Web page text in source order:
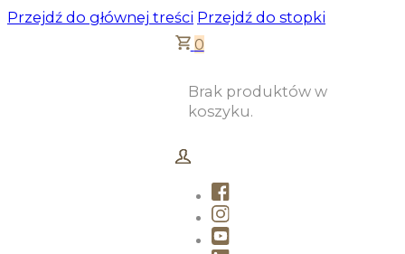
Przejdź do głównej treści Przejdź do stopki
0
Brak produktów w
koszyku.